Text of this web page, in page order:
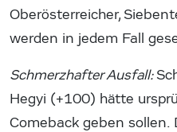
Oberösterreicher,
werden in jedem Fall
Schmerzhafter Ausfall:
Hegyi (+100) hätte
Comeback geben sollen.